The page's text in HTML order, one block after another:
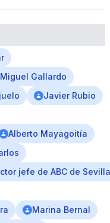
Miguel Gallardo
Javier Rubio
Alberto Mayagoitía
jefe de ABC de Sevilla
Marina Bernal